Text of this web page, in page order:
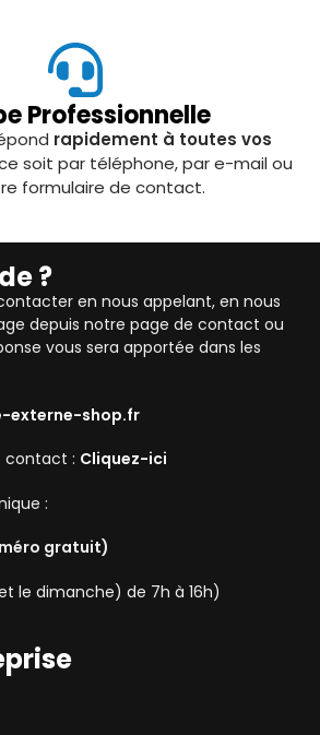
Professionnelle
rapidement à toutes vos
soit par téléphone, par e-mail ou
formulaire de contact.
?
en nous appelant, en nous
depuis notre page de contact ou
vous sera apportée dans les
externe-shop.fr
contact : Cliquez-ici
:
gratuit)
le dimanche) de 7h à 16h)